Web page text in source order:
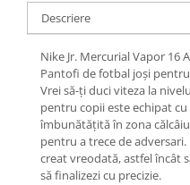
Descriere
Nike Jr. Mercurial Vapor 16
Pantofi de fotbal joși
Vrei să-ți duci viteza la
pentru copii este echipat
îmbunătățită în zona
pentru a trece de
creat vreodată, astfel încât
să finalizezi cu precizie.